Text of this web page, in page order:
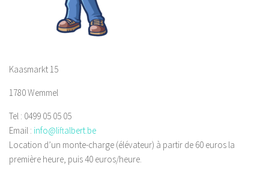
Kaasmarkt 15
1780 Wemmel
Tel : 0499 05 05 05
Email : info@liftalbert.be
Location d’un monte-charge (élévateur) à partir de 60 euros la
première heure, puis 40 euros/heure.